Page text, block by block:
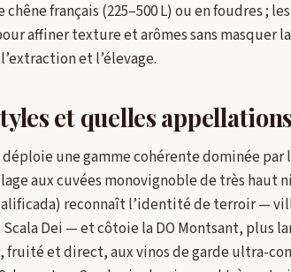
chêne français (225–500 L) ou en foudres ;
affiner texture et arômes sans masquer
et l’élevage.
et quelles
déploie une gamme cohérente dominée
aux cuvées monovignoble de très haut
reconnaît l’identité de terroir —
Dei — et côtoie la DO Montsant, plus
fruité et direct, aux vinos de garde ultra-